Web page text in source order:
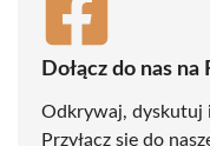
Dołącz do nas na
Odkrywaj, dyskutuj
Przyłącz się do